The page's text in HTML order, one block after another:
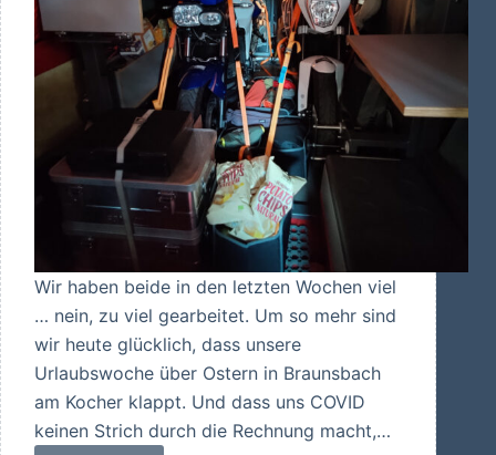
Wir haben beide in den letzten Wochen viel
… nein, zu viel gearbeitet. Um so mehr sind
wir heute glücklich, dass unsere
Urlaubswoche über Ostern in Braunsbach
am Kocher klappt. Und dass uns COVID
keinen Strich durch die Rechnung macht,…